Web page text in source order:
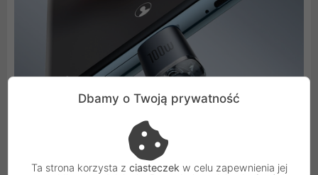
Dbamy o Twoją prywatność
Ta strona korzysta z ciasteczek w celu zapewnienia jej